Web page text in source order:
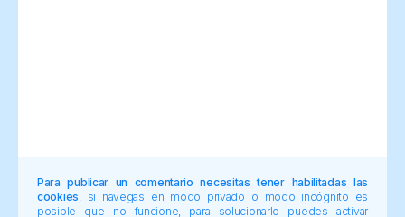
Para publicar un comentario necesitas tener habilitadas las
cookies , si navegas en modo privado o modo incógnito es
posible que no funcione, para solucionarlo puedes activar